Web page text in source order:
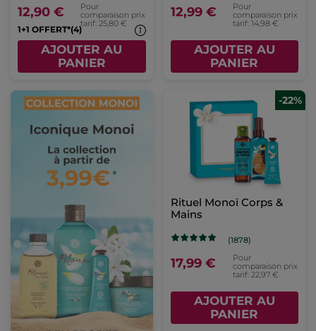
12,90 €
Pour
comparaison prix
tarif: 25,80 €
1+1 OFFERT*(4)
AJOUTER AU
PANIER
12,99 €
Pour
comparaison prix
tarif: 14,98 €
AJOUTER AU
PANIER
-22%
Rituel Monoï Corps &
Mains
(1878)
17,99 €
Pour
comparaison prix
tarif: 22,97 €
AJOUTER AU
PANIER